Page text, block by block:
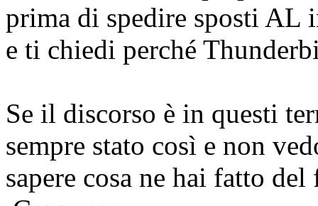
prima di spedire sposti AL
e ti chiedi perché
Se il discorso è in questi
sempre stato così e non
sapere cosa ne hai fatto